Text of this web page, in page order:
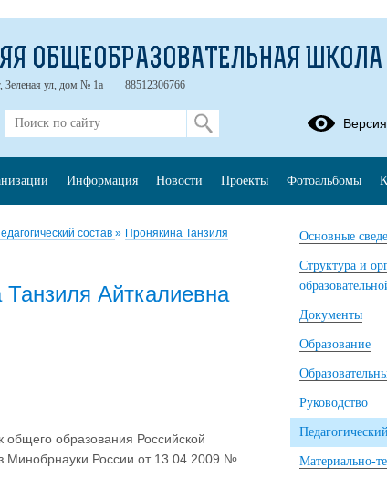
состав » Пронякина Танзиля
Танзиля Айткалиевна
общего образования Российской
Минобрнауки России от 13.04.2009 №
Основные
Структура и
Документы
Образование
Руководство
Материально-
ОБЩЕОБРАЗОВАТЕЛЬНАЯ
Зеленая ул, дом № 1а 88512306766
Информация Новости Проекты Фотоальбомы